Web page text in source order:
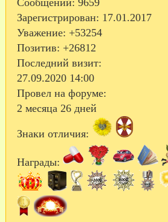
Зарегистрирован: 17.01.2017
Уважение: +53254
Позитив: +26812
Последний визит:
27.09.2020 14:00
Провел на форуме:
2 месяца 26 дней
Знаки отличия:
Награды: